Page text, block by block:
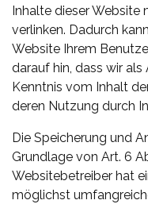
Inhalte dieser Website
verlinken. Dadurch
Website Ihrem
darauf hin, dass wir
Kenntnis vom Inhalt
deren Nutzung durch
Die Speicherung und
Grundlage von Art. 6
Websitebetreiber hat
möglichst